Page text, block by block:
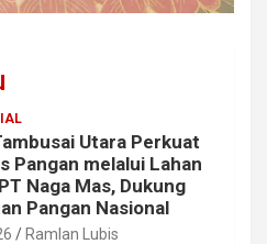
Utara Perkuat
Pangan melalui Lahan
Naga Mas, Dukung
Pangan Nasional
Ramlan Lubis